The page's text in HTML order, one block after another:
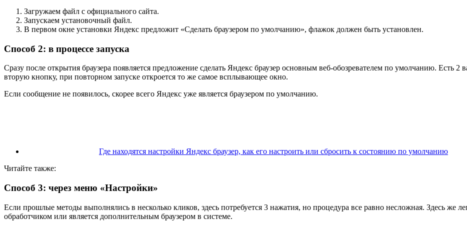
Загружаем файл с официального сайта.
Запускаем установочный файл.
В первом окне установки Яндекс предложит «Сделать браузером по умолчанию», флажок должен быть установлен.
Способ 2: в процессе запуска
Сразу после открытия браузера появляется предложение сделать Яндекс браузер основным веб-обозревателем по умолчанию. Есть
вторую кнопку, при повторном запуске откроется то же самое всплывающее окно.
Если сообщение не появилось, скорее всего Яндекс уже является браузером по умолчанию.
Где находятся настройки Яндекс браузер, как его настроить или сбросить к состоянию по умолчанию
Читайте также:
Способ 3: через меню «Настройки»
Если прошлые методы выполнялись в несколько кликов, здесь потребуется 3 нажатия, но процедура все равно несложная. Здесь же
обработчиком или является дополнительным браузером в системе.